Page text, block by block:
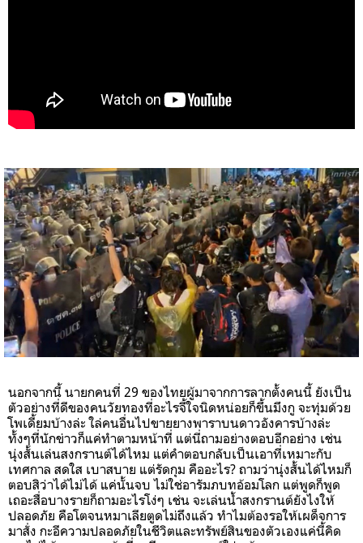
นอกจากนี้ นายกคนที่ 29 ของไทยผู้มาจากการลากตั้งคนนี้ ยังเป็น
ตัวอย่างที่ดีของคนวัยทองที่อะไรจี้ใจนิดหน่อยก็ขึ้นมึงกู จะทุ่มด้วย
โพเดี้ยมบ้างล่ะ ใล่คนอื่นไปขายยางพาราบนดาวอังคารบ้างล่ะ
ทั้งๆที่นักข่าวก็แค่ทำตามหน้าที่ แต่นี่ถามอย่างตอบอีกอย่าง เช่น
นุ่งสั้นเล่นสงกรานต์ได้ไหม แต่คำตอบกลับเป็นเอาที่เหมาะกับ
เทศกาล สดใส เบาสบาย แต่รัดกุม คืออะไร? ถามว่านุ่งสั้นได้ไหมก็
ตอบสิว่าได้ไม่ได้ แค่นั้นจบ ไม่ใช่อารัมภบทอ้อมโลก แต่พูดก็พูด
เถอะสื่อบางรายก็ถามอะไรโง่ๆ เช่น จะเล่นน้ำสงกรานต์ยังไงให้
ปลอดภัย คือโตจนหมาเลียตูดไม่ถึงแล้ว ทำไมต้องรอให้เผด็จการ
มาสั่ง กะอีความปลอดภัยในชีวิตและทรัพย์สินของตัวเองแค่นี้คิด